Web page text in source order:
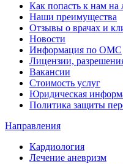
Как попасть к нам на
Наши преимущества
Отзывы о врачах и
Новости
Информация по ОМС
Лицензии,
Вакансии
Стоимость услуг
Юридическая
Политика защиты
Направления
Кардиология
Лечение аневризм